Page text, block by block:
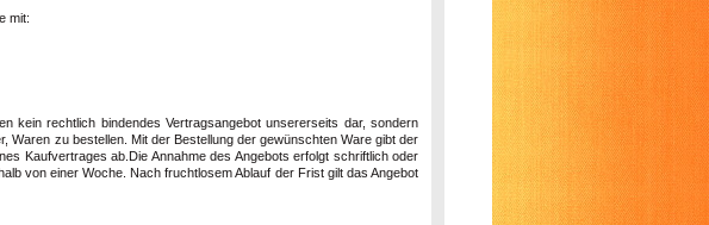
mit:
kein rechtlich bindendes Vertragsangebot unsererseits dar, sondern
Waren zu bestellen. Mit der Bestellung der gewünschten Ware gibt der
Kaufvertrages ab.Die Annahme des Angebots erfolgt schriftlich oder
von einer Woche. Nach fruchtlosem Ablauf der Frist gilt das Angebot